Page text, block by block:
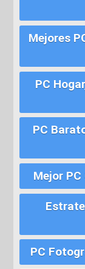
Mejores
PC
PC
Mejor
PC